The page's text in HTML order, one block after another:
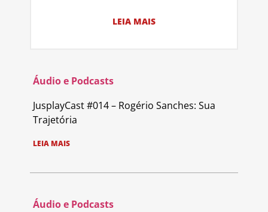
LEIA MAIS
Áudio e Podcasts
JusplayCast #014 – Rogério Sanches: Sua
Trajetória
LEIA MAIS
Áudio e Podcasts